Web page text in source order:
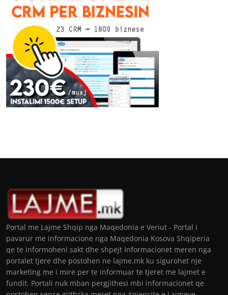
Portal me Lajme Shqip nga Maqedonia e Veriut - Portal i
pavarur me informacione nga Maqedonia Kosova Shqiperia
qe te informoheni sakt dhe shpejt Informacionet meren nga
portalet tjere dhe postohen ne lajme.mk ku sigurohet nje
marketing me i mire per te informuar te tjeret me lajmet e
fundit. Portali nuk mban pergjithesi mbi informacionet qe